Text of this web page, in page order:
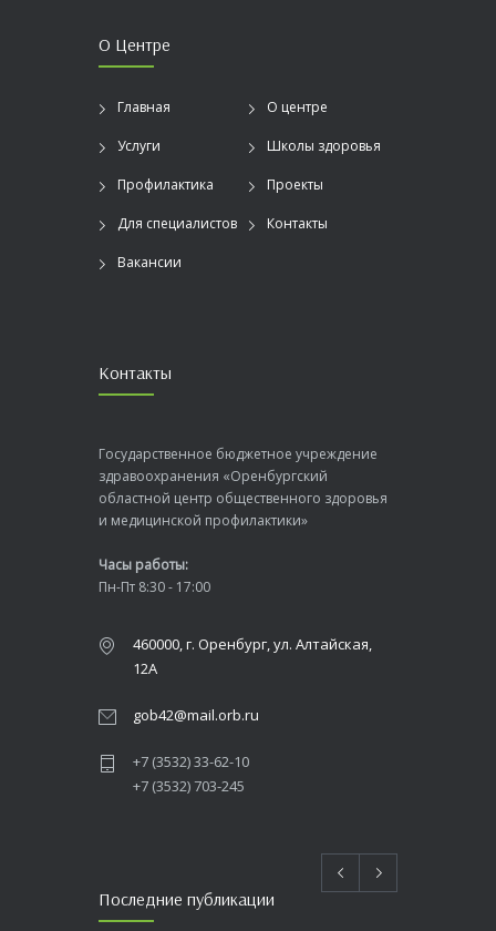
О Центре
Главная О центре
Услуги Школы здоровья
Профилактика Проекты
Для специалистов Контакты
Вакансии
Контакты
Государственное бюджетное учреждение
здравоохранения «Оренбургский
областной центр общественного здоровья
и медицинской профилактики»
Часы работы:
Пн-Пт 8:30 - 17:00
460000, г. Оренбург, ул. Алтайская,
12А
gob42@mail.orb.ru
+7 (3532) 33-62-10
+7 (3532) 703-245
Последние публикации